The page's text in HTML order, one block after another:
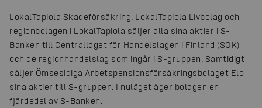
LokalTapiola Skadeförsäkring, LokalTapiola Livbolag och
regionbolagen i LokalTapiola säljer alla sina aktier i S-
Banken till Centrallaget för Handelslagen i Finland (SOK)
och de regionhandelslag som ingår i S-gruppen. Samtidigt
säljer Ömsesidiga Arbetspensionsförsäkringsbolaget Elo
sina aktier till S-gruppen. I nuläget äger bolagen en
fjärdedel av S-Banken.